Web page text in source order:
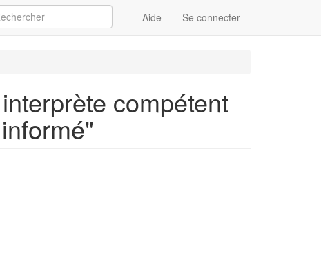
Aide Se connecter
compétent